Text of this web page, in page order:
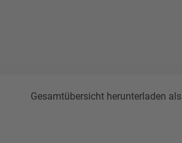
Gesamtübersicht herunterladen als